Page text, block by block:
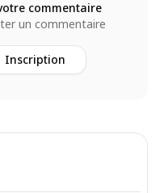
commentaire
un commentaire
Inscription